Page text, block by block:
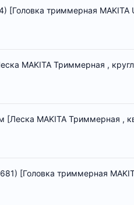
[Головка триммерная MAKITA
MAKITA Триммерная ,
MAKITA Триммерная ,
[Головка триммерная